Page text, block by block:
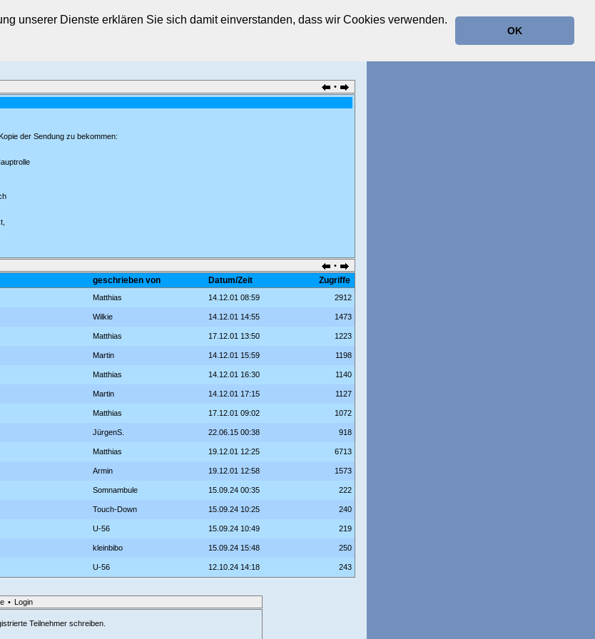
unserer Dienste erklären Sie sich damit einverstanden, dass wir Cookies verwenden.
OK
•
der Sendung zu bekommen:
•
geschrieben von Datum/Zeit Zugriffe
Matthias 14.12.01 08:59 2912
Wilkie 14.12.01 14:55 1473
Matthias 17.12.01 13:50 1223
Martin 14.12.01 15:59 1198
Matthias 14.12.01 16:30 1140
Martin 14.12.01 17:15 1127
Matthias 17.12.01 09:02 1072
JürgenS. 22.06.15 00:38 918
Matthias 19.12.01 12:25 6713
Armin 19.12.01 12:58 1573
Somnambule 15.09.24 00:35 222
Touch-Down 15.09.24 10:25 240
U-56 15.09.24 10:49 219
kleinbibo 15.09.24 15:48 250
U-56 12.10.24 14:18 243
• Login
Teilnehmer schreiben.